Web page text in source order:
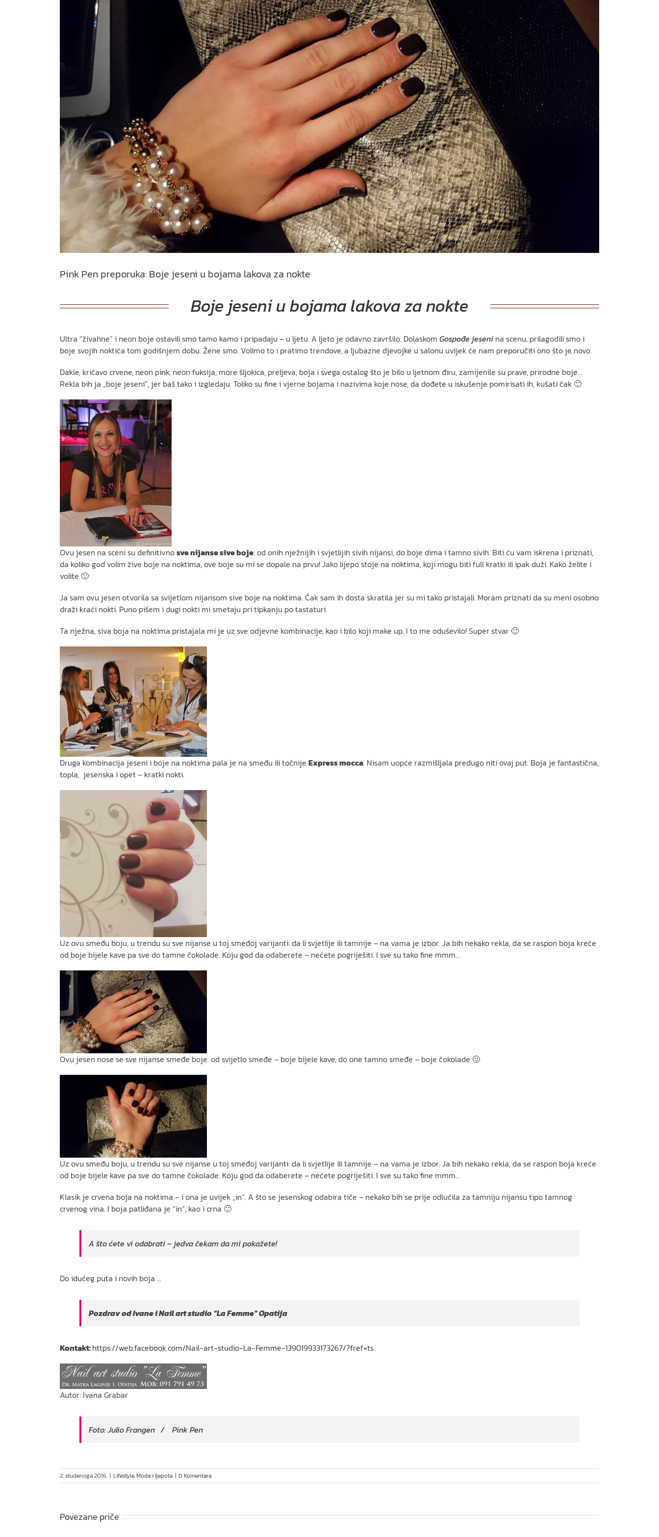
Pink Pen preporuka: Boje jeseni u bojama lakova za nokte
Boje jeseni u bojama lakova za nokte
Ultra “živahne” i neon boje ostavili smo tamo kamo i pripadaju – u ljetu. A ljeto je odavno završilo. Dolaskom Gospođe jeseni na scenu, prilagodili smo i
boje svojih noktića tom godišnjem dobu. Žene smo. Volimo to i pratimo trendove, a ljubazne djevojke u salonu uvijek će nam preporučiti ono što je novo.
Dakle, kričavo crvene, neon pink, neon fuksija, more šljokica, preljeva, boja i svega ostalog što je bilo u ljetnom điru, zamijenile su prave, prirodne boje…
Rekla bih ja „boje jeseni“, jer baš tako i izgledaju. Toliko su fine i vjerne bojama i nazivima koje nose, da dođete u iskušenje pomirisati ih, kušati čak 🙂
Ovu jesen na sceni su definitivnosve nijanse sive boje: od onih nježnijih i svjetlijih sivih nijansi, do boje dima i tamno sivih. Biti ću vam iskrena i priznati,
da koliko god volim žive boje na noktima, ove boje su mi se dopale na prvu! Jako lijepo stoje na noktima, koji mogu biti full kratki ili ipak duži. Kako želite i
volite 🙂
Ja sam ovu jesen otvorila sa svijetlom nijansom sive boje na noktima. Čak sam ih dosta skratila jer su mi tako pristajali. Moram priznati da su meni osobno
draži kraći nokti. Puno pišem i dugi nokti mi smetaju pri tipkanju po tastaturi.
Ta nježna, siva boja na noktima pristajala mi je uz sve odjevne kombinacije, kao i bilo koji make up. I to me oduševilo! Super stvar 🙂
Druga kombinacija jeseni i boje na noktima pala je na smeđu ili točnije Express mocca. Nisam uopće razmišljala predugo niti ovaj put. Boja je fantastična,
topla, jesenska i opet – kratki nokti.
Uz ovu smeđu boju, u trendu su sve nijanse u toj smeđoj varijanti: da li svjetlije ili tamnije – na vama je izbor. Ja bih nekako rekla, da se raspon boja kreće
od boje bijele kave pa sve do tamne čokolade. Koju god da odaberete – nećete pogriješiti. I sve su tako fine mmm…
Ovu jesen nose se sve nijanse smeđe boje: od svijetlo smeđe – boje bijele kave, do one tamno smeđe – boje čokolade 🙂
Uz ovu smeđu boju, u trendu su sve nijanse u toj smeđoj varijanti: da li svjetlije ili tamnije – na vama je izbor. Ja bih nekako rekla, da se raspon boja kreće
od boje bijele kave pa sve do tamne čokolade. Koju god da odaberete – nećete pogriješiti. I sve su tako fine mmm…
Klasik je crvena boja na noktima – i ona je uvijek „in“. A što se jesenskog odabira tiče – nekako bih se prije odlučila za tamniju nijansu tipo tamnog
crvenog vina. I boja patliđana je “in”, kao i crna 🙂
A što ćete vi odabrati – jedva čekam da mi pokažete!
Do idućeg puta i novih boja …
Pozdrav od Ivane i Nail art studio “La Femme” Opatija
Kontakt:https://web.facebook.com/Nail-art-studio-La-Femme-139019933173267/?fref=ts
Autor: Ivana Grabar
Foto: Julio Frangen / Pink Pen
2. studenoga 2016. | Lifestyle,Moda i ljepota | 0 Komentara
Povezane priče